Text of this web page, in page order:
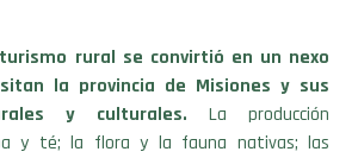
rural se convirtió en un nexo
la provincia de Misiones y sus
y culturales. La producción
y té; la flora y la fauna nativas; las